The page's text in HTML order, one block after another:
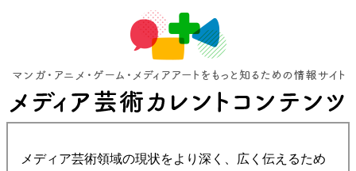
メディア芸術領域の現状をより深く、広く伝えるため